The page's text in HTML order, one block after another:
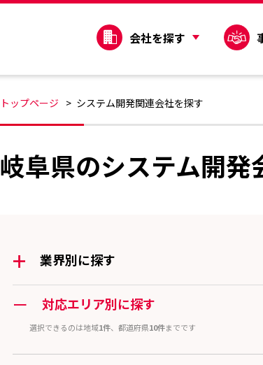
会社を探す
トップページ システム開発関連会社を探す
岐阜県のシステム開発
+ 業界別に探す
ー 対応エリア別に探す
選択できるのは地域1件、都道府県10件までです